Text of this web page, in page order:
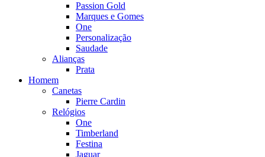
Passion Gold
Marques e Gomes
One
Personalização
Saudade
Alianças
Prata
Homem
Canetas
Pierre Cardin
Relógios
One
Timberland
Festina
Jaguar